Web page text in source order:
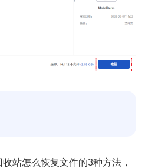
站怎么恢复文件的3种方法，